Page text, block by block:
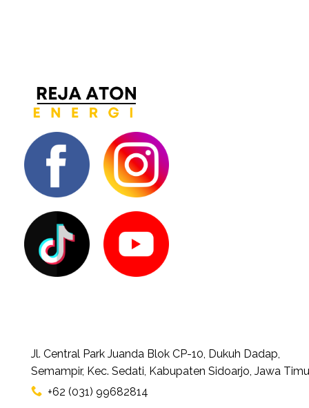
Jl. Central Park Juanda Blok CP-10, Dukuh Dadap,
Semampir, Kec. Sedati, Kabupaten Sidoarjo, Jawa
+62 (031) 99682814